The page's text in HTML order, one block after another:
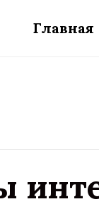
Главная